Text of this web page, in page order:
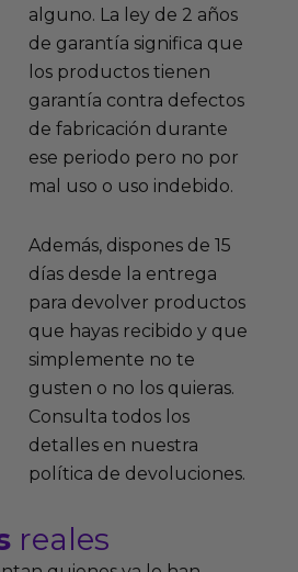
alguno. La ley de 2 años
de garantía significa que
los productos tienen
garantía contra defectos
de fabricación durante
ese periodo pero no por
mal uso o uso indebido.
Además, dispones de 15
días desde la entrega
para devolver productos
que hayas recibido y que
simplemente no te
gusten o no los quieras.
Consulta todos los
detalles en nuestra
política de devoluciones.
reales